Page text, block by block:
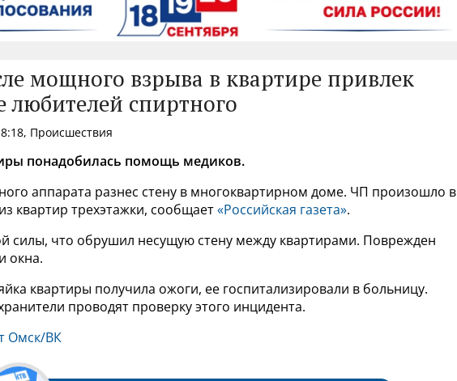
мощного взрыва в квартире привлек
любителей спиртного
Происшествия
понадобилась помощь медиков.
аппарата разнес стену в многоквартирном доме. ЧП произошло в
квартир трехэтажки, сообщает«Российская газета».
силы, что обрушил несущую стену между квартирами. Поврежден
окна.
квартиры получила ожоги, ее госпитализировали в больницу.
проводят проверку этого инцидента.
Омск/ВК